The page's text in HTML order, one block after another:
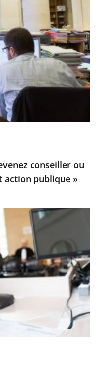
conseiller ou
action publique »